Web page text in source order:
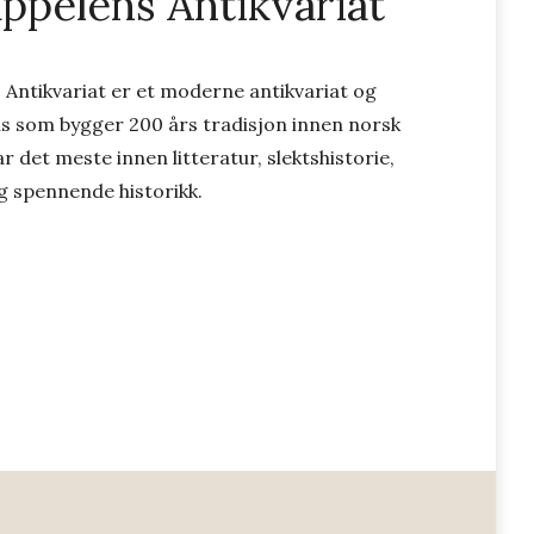
Antikvariat er et moderne antikvariat og
som bygger 200 års tradisjon innen norsk
det meste innen litteratur, slektshistorie,
spennende historikk.